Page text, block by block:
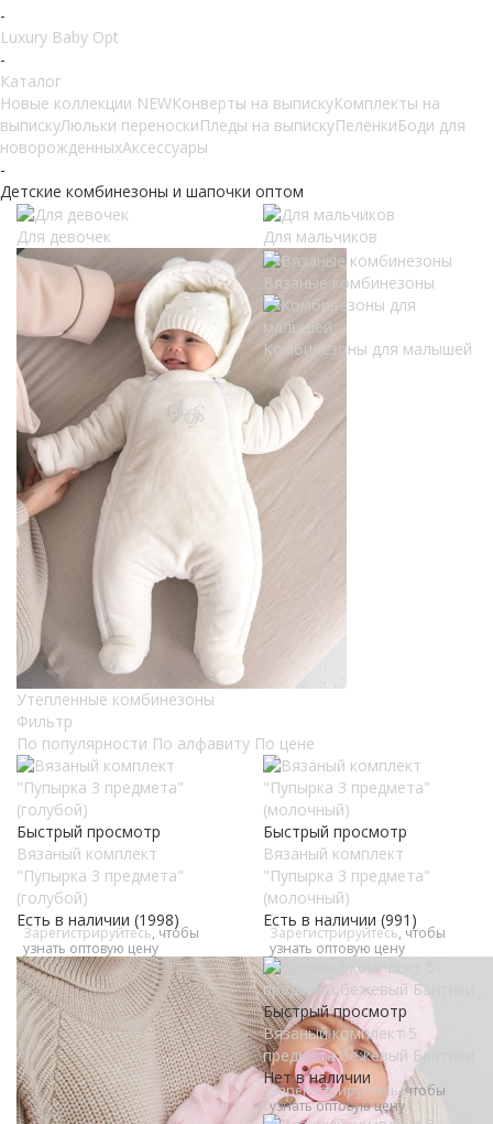
-
Luxury Baby Opt
-
Каталог
Новые коллекции NEWКонверты на выпискуКомплекты на
выпискуЛюльки переноскиПледы на выпискуПелёнкиБоди для
новорожденныхАксессуары
-
Детские комбинезоны и шапочки оптом
Для девочек Для мальчиков
Утепленные комбинезоны
Вязаные комбинезоны
Комбинезоны для малышей
Фильтр
По популярности По алфавиту По цене
Быстрый просмотр
Вязаный комплект
"Пупырка 3 предмета"
(голубой)
Есть в наличии (1998)
Зарегистрируйтесь, чтобы
узнать оптовую цену
Быстрый просмотр
Вязаный комплект
"Пупырка 3 предмета"
(молочный)
Есть в наличии (991)
Зарегистрируйтесь, чтобы
узнать оптовую цену
Быстрый просмотр
Вязаный комплект 5
предмета бежевый Бантики
Нет в наличии
Зарегистрируйтесь, чтобы
узнать оптовую цену